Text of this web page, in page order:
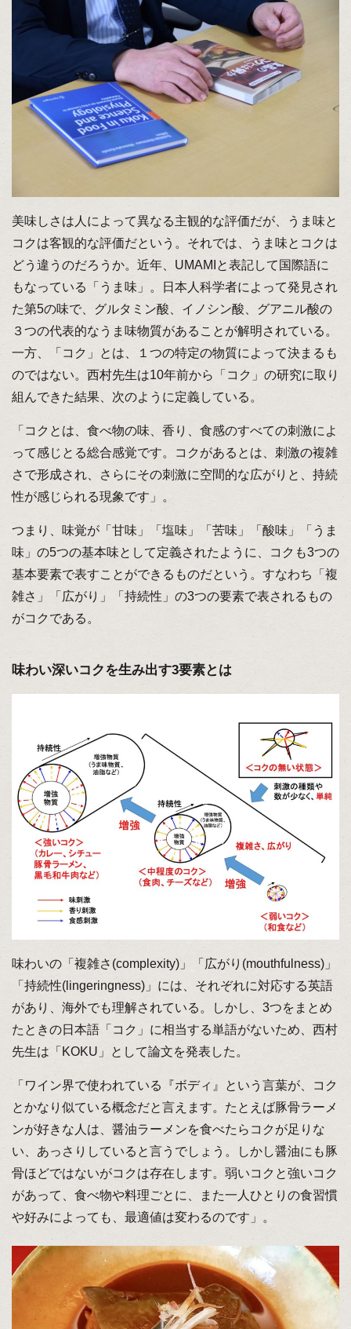
美味しさは人によって異なる主観的な評価だが、うま味と
コクは客観的な評価だという。それでは、うま味とコクは
どう違うのだろうか。近年、UMAMIと表記して国際語に
もなっている「うま味」。日本人科学者によって発見され
た第5の味で、グルタミン酸、イノシン酸、グアニル酸の
３つの代表的なうま味物質があることが解明されている。
一方、「コク」とは、１つの特定の物質によって決まるも
のではない。西村先生は10年前から「コク」の研究に取り
組んできた結果、次のように定義している。
「コクとは、食べ物の味、香り、食感のすべての刺激によ
って感じとる総合感覚です。コクがあるとは、刺激の複雑
さで形成され、さらにその刺激に空間的な広がりと、持続
性が感じられる現象です」。
つまり、味覚が「甘味」「塩味」「苦味」「酸味」「うま
味」の5つの基本味として定義されたように、コクも3つの
基本要素で表すことができるものだという。すなわち「複
雑さ」「広がり」「持続性」の3つの要素で表されるもの
がコクである。
味わい深いコクを生み出す3要素とは
味わいの「複雑さ(complexity)」「広がり(mouthfulness)」
「持続性(lingeringness)」には、それぞれに対応する英語
があり、海外でも理解されている。しかし、3つをまとめ
たときの日本語「コク」に相当する単語がないため、西村
先生は「KOKU」として論文を発表した。
「ワイン界で使われている『ボディ』という言葉が、コク
とかなり似ている概念だと言えます。たとえば豚骨ラーメ
ンが好きな人は、醤油ラーメンを食べたらコクが足りな
い、あっさりしていると言うでしょう。しかし醤油にも豚
骨ほどではないがコクは存在します。弱いコクと強いコク
があって、食べ物や料理ごとに、また一人ひとりの食習慣
や好みによっても、最適値は変わるのです」。